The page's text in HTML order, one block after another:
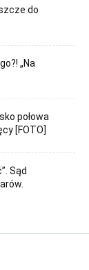
do
„Na
połowa
[FOTO]
Sąd